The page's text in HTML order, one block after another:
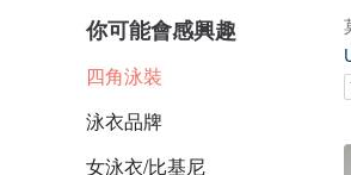
你可能會感興趣
四角泳裝
泳衣品牌
女泳衣/比基尼